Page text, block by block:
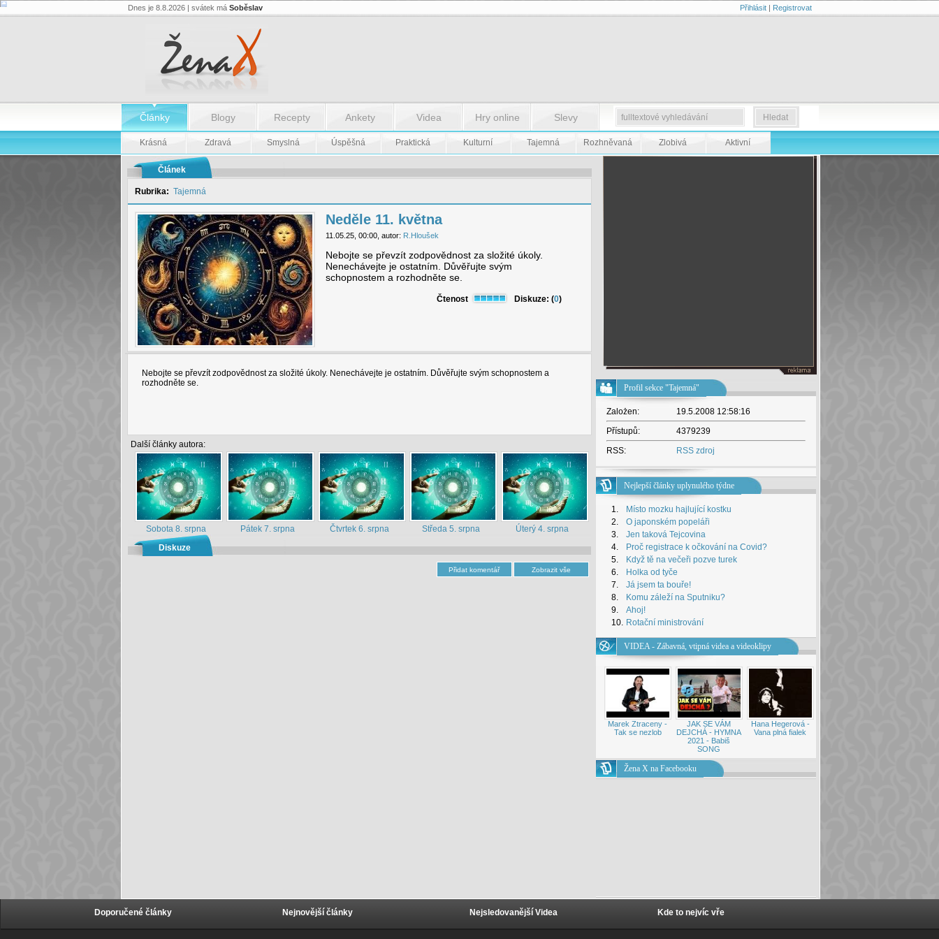
Neděle
Dnes je 8.8.2026 | svátek má Soběslav Přihlásit| Registrovat
Články Blogy Recepty Ankety Videa Hry online Slevy
Krásná Zdravá Smyslná Úspěšná Praktická Kulturní Tajemná Rozhněvaná Zlobivá Aktivní
Článek
Rubrika: Tajemná
Neděle 11. května
11.05.25, 00:00, autor: R.Hloušek
Nebojte se převzít zodpovědnost za složité úkoly.
Nenechávejte je ostatním. Důvěřujte svým
schopnostem a rozhodněte se.
Čtenost Diskuze: (0)
Nebojte se převzít zodpovědnost za složité úkoly. Nenechávejte je ostatním. Důvěřujte svým schopnostem a
rozhodněte se.
Další články autora:
Sobota 8. srpna Pátek 7. srpna Čtvrtek 6. srpna Středa 5. srpna
Úterý 4. srpna
Diskuze
Profil sekce "Tajemná"
Založen:
19.5.2008 12:58:16
Přístupů:
4379239
RSS:
RSS zdroj
Nejlepší články uplynulého týdne
1.
Místo mozku hajlující kostku
2.
O japonském popeláři
3.
Jen taková Tejcovina
4.
Proč registrace k očkování na Covid?
5.
Když tě na večeři pozve turek
6.
Holka od tyče
7.
Já jsem ta bouře!
8.
Komu záleží na Sputniku?
9.
Ahoj!
10. Rotační ministrování
VIDEA - Zábavná, vtipná videa a videoklipy
Hana Hegerová -
Vana plná fialek
JAK SE VÁM
DEJCHÁ - HYMNA
2021 - Babiš
SONG
Marek Ztraceny -
Tak se nezlob
Žena X na Facebooku
Doporučené články Nejnovější články Nejsledovanější Videa Kde to nejvíc vře